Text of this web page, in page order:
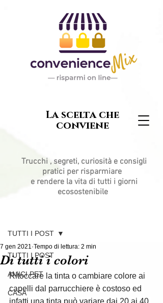
Trucchi , segreti, curiosità e consigli
pratici per risparmiare
e rendere la vita di tutti i giorni
ecosostenibile
La scelta che
conviene
TUTTI I POST
AMICI PET
CASA
TUTTI I POST
Di tutti i colori
7 gen 2021 Tempo di lettura: 2 min
Ritoccare la tinta o cambiare colore ai
capelli dal parrucchiere è costoso ed
infatti una tinta può variare dai 20 ai 40